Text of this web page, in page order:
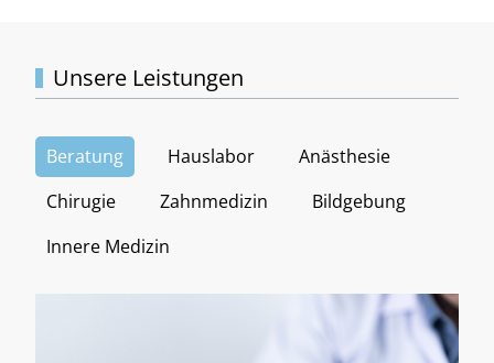
Unsere Leistungen
Beratung Hauslabor
Anästhesie
Chirugie
Zahnmedizin
Bildgebung
Innere Medizin